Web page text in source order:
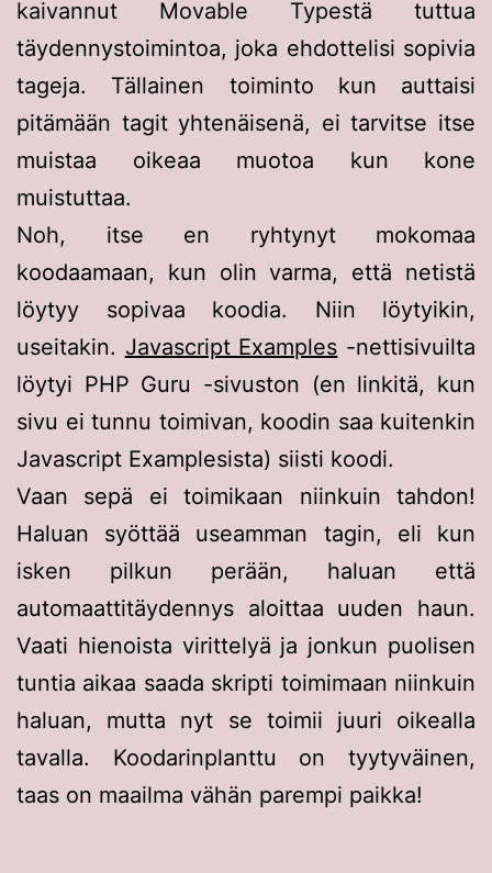
kaivannut Movable Typestä tuttua
täydennystoimintoa, joka ehdottelisi sopivia
tageja. Tällainen toiminto kun auttaisi
pitämään tagit yhtenäisenä, ei tarvitse itse
muistaa oikeaa muotoa kun kone
muistuttaa.
Noh, itse en ryhtynyt mokomaa
koodaamaan, kun olin varma, että netistä
löytyy sopivaa koodia. Niin löytyikin,
useitakin. Javascript Examples -nettisivuilta
löytyi PHP Guru -sivuston (en linkitä, kun
sivu ei tunnu toimivan, koodin saa kuitenkin
Javascript Examplesista) siisti koodi.
Vaan sepä ei toimikaan niinkuin tahdon!
Haluan syöttää useamman tagin, eli kun
isken pilkun perään, haluan että
automaattitäydennys aloittaa uuden haun.
Vaati hienoista virittelyä ja jonkun puolisen
tuntia aikaa saada skripti toimimaan niinkuin
haluan, mutta nyt se toimii juuri oikealla
tavalla. Koodarinplanttu on tyytyväinen,
taas on maailma vähän parempi paikka!